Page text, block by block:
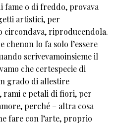
o di freddo, provava
artistici, per
circondava, riproducendola.
chenon lo fa solo l’essere
scrivevamoinsieme il
che certespecie di
grado di allestire
e petali di fiori, per
perché – altra cosa
fare con l’arte, proprio